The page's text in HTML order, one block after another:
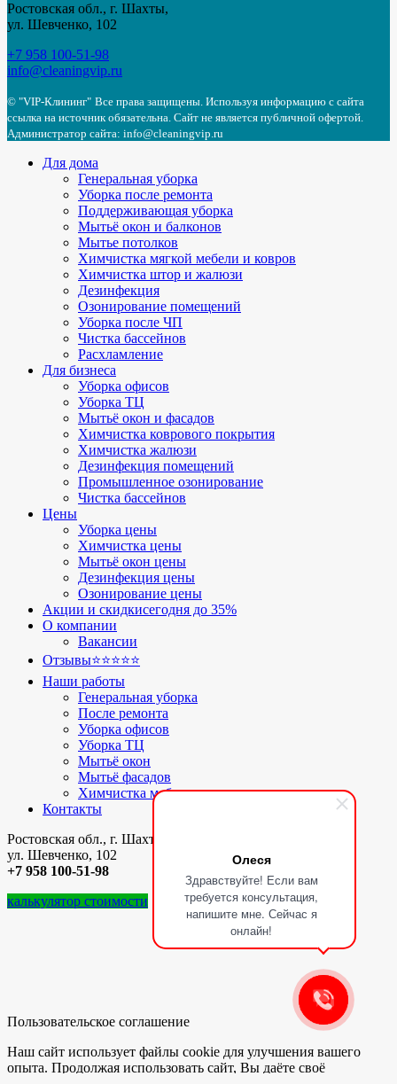
Олеся
Здравствуйте! Если вам
требуется консультация,
напишите мне. Сейчас я
онлайн!
Ростовская обл., г. Шахты,
ул. Шевченко, 102
+7 958 100-51-98
info@cleaningvip.ru
© "VIP-Клининг" Все права защищены. Используя информацию с сайта
ссылка на источник обязательна. Сайт не является публичной офертой.
Администратор сайта: info@cleaningvip.ru
Для дома
Генеральная уборка
Уборка после ремонта
Поддерживающая уборка
Мытьё окон и балконов
Мытье потолков
Химчистка мягкой мебели и ковров
Химчистка штор и жалюзи
Дезинфекция
Озонирование помещений
Уборка после ЧП
Чистка бассейнов
Расхламление
Для бизнеса
Уборка офисов
Уборка ТЦ
Мытьё окон и фасадов
Химчистка коврового покрытия
Химчистка жалюзи
Дезинфекция помещений
Промышленное озонирование
Чистка бассейнов
Цены
Уборка цены
Химчистка цены
Мытьё окон цены
Дезинфекция цены
Озонирование цены
Акции и скидкисегодня до 35%
О компании
Вакансии
Отзывы⭐⭐⭐⭐⭐
Наши работы
Генеральная уборка
После ремонта
Уборка офисов
Уборка ТЦ
Мытьё окон
Мытьё фасадов
Химчистка мебели и ковров
Контакты
Ростовская обл., г. Шахты,
ул. Шевченко, 102
+7 958 100-51-98
калькулятор стоимости
Пользовательское соглашение
Наш сайт использует файлы cookie для улучшения вашего
опыта. Продолжая использовать сайт, Вы даёте своё